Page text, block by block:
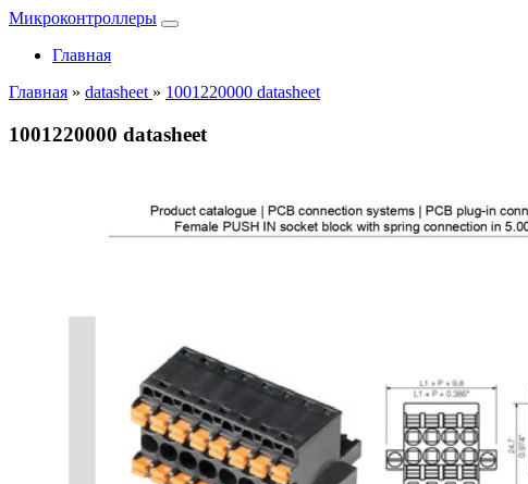
Микроконтроллеры
Главная
Главная » datasheet » 1001220000 datasheet
1001220000 datasheet